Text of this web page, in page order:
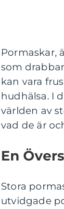
Pormaskar,
som
kan vara
hudhälsa. I
världen av
vad de är
En
Stora
utvidgade